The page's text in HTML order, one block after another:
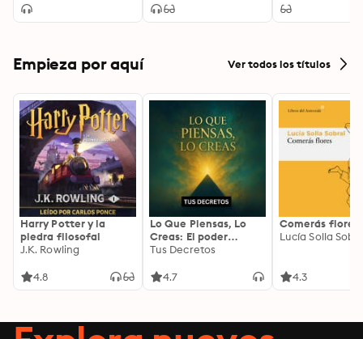
Empieza por aquí Ver todos los títulos
Harry Potter y la
piedra filosofal
J.K. Rowling
4.8
Lo Que Piensas, Lo
Creas: El poder
invisible de tus
tu energía para
Tus Decretos
4.7
Comerás flores
Lucía Solla
4.3